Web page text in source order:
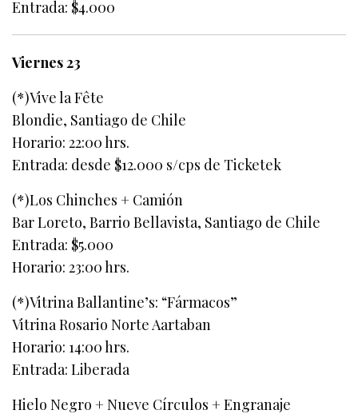
Entrada: $4.000
Viernes 23
(*)Vive la Fête
Blondie, Santiago de Chile
Horario: 22:00 hrs.
Entrada: desde $12.000 s/cps de Ticketek
(*)Los Chinches + Camión
Bar Loreto, Barrio Bellavista, Santiago de Chile
Entrada: $5.000
Horario: 23:00 hrs.
(*)Vitrina Ballantine’s: “Fármacos”
Vitrina Rosario Norte Aartaban
Horario: 14:00 hrs.
Entrada: Liberada
Hielo Negro + Nueve Círculos + Engranaje